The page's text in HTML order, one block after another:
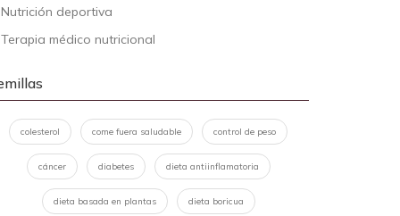
Nutrición deportiva
Terapia médico nutricional
colesterol come fuera saludable control de peso
cáncer diabetes dieta antiinflamatoria
dieta basada en plantas dieta boricua